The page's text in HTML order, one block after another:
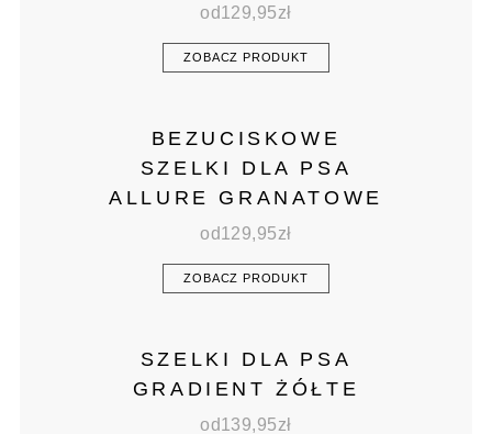
od129,95zł
ZOBACZ PRODUKT
BEZUCISKOWE
SZELKI DLA PSA
ALLURE GRANATOWE
od129,95zł
ZOBACZ PRODUKT
SZELKI DLA PSA
GRADIENT ŻÓŁTE
od139,95zł